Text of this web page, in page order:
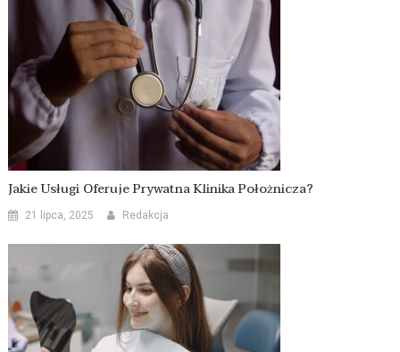
Jakie Usługi Oferuje Prywatna Klinika Położnicza?
21 lipca, 2025 Redakcja